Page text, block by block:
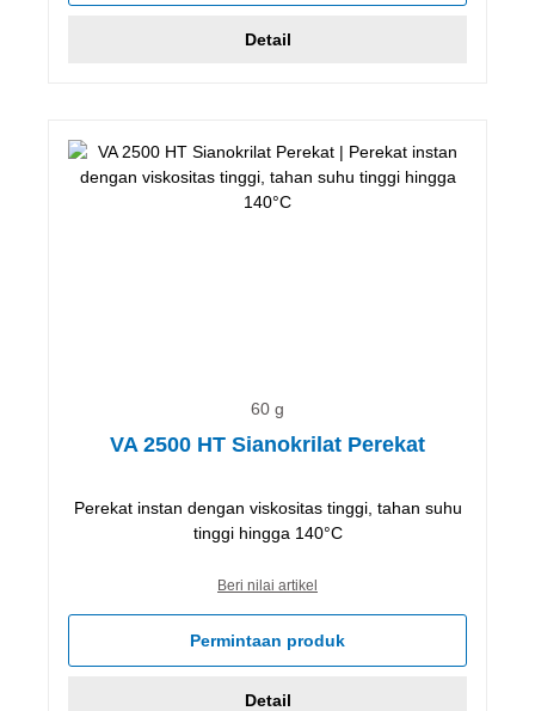
Detail
60 g
VA 2500 HT Sianokrilat Perekat
Perekat instan dengan viskositas tinggi, tahan suhu
tinggi hingga 140°C
Beri nilai artikel
Permintaan produk
Detail